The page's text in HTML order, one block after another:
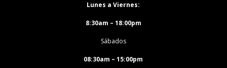
Lunes a Viernes:
8:30am – 18:00pm
Sábados
08:30am – 15:00pm